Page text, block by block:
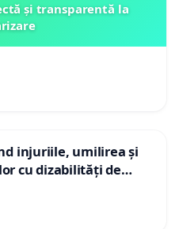
și transparentă la
injuriile, umilirea și
cu dizabilități de